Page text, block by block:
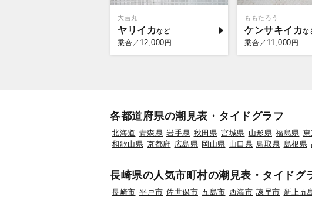
大吉丸
ヤリイカ
乗合／ 12,000 円
ももたろう
ケンサキイカ
乗合／ 11,000 円
各都道府県の潮見表・タイドグラフ
北海道 青森県 岩手県 秋田県 宮城県 山形県 福島県
和歌山県 京都府 広島県 岡山県 山口県 鳥取県 島根県
長崎県の人気市町村の潮見表・タイドグ
長崎市 平戸市 佐世保市 五島市 西海市 諫早市 新上五